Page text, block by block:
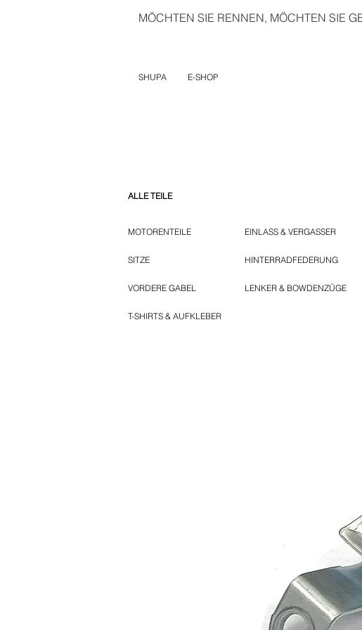
MÖCHTEN SIE RENNEN, MÖCHTEN SIE
SHUPA E-SHOP
ALLE TEILE
MOTORENTEILE
SITZE
VORDERE GABEL
EINLASS & VERGASSER
HINTERRADFEDERUNG
LENKER & BOWDENZÜGE
T-SHIRTS & AUFKLEBER